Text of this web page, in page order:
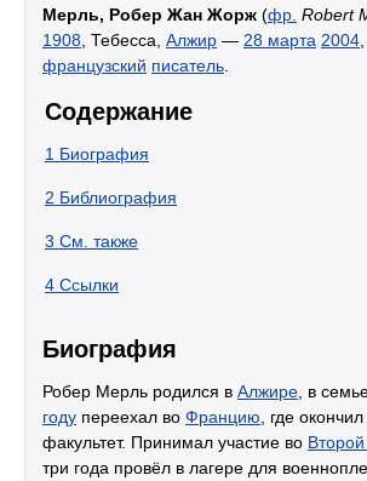
Мерль, Робер Жан Жорж (фр. Robert
1908 , Тебесса, Алжир — 28 марта 2004
французский писатель
Содержание
1 Биография
2 Библиография
3 См. также
4 Ссылки
Биография
Робер Мерль родился в Алжире , в
году переехал во Францию , где
факультет. Принимал участие во
три года провёл в лагере для